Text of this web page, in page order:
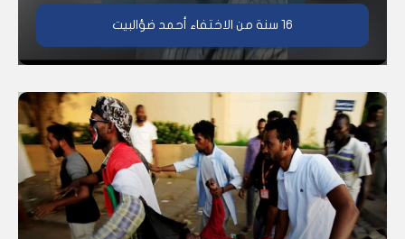
16 سنة من الاختفاء أحمد ضؤالبيت